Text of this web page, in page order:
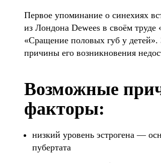
Первое упоминание о синехиях
из Лондона Dewees в своём труде
«Сращение половых губ у детей».
причины его возникновения
Возможные
факторы:
низкий уровень эстрогена —
пубертата